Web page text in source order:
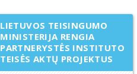
LIETUVOS TEISINGUMO
MINISTERIJA RENGIA
PARTNERYSTĖS INSTITUTO
TEISĖS AKTŲ PROJEKTUS